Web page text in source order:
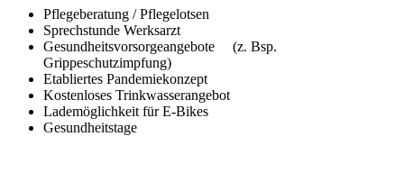
Pflegeberatung / Pflegelotsen
Sprechstunde Werksarzt
Gesundheitsvorsorgeangebote (z. Bsp.
Grippeschutzimpfung)
Etabliertes Pandemiekonzept
Kostenloses Trinkwasserangebot
Lademöglichkeit für E-Bikes
Gesundheitstage